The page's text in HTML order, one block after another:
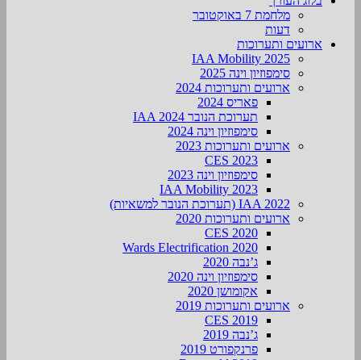
מלחמת 7 באוקטובר
דעות
ארועים ותערוכות
2025 IAA Mobility
סימפוזיון וינה 2025
ארועים ותערוכות 2024
פאריס 2024
תערוכת הנובר IAA 2024
סימפוזיון וינה 2024
ארועים ותערוכות 2023
CES 2023
סימפוזיון וינה 2023
IAA Mobility 2023
IAA 2022 (תערוכת הנובר למשאיות)
ארועים ותערוכות 2020
CES 2020
Wards Electrification 2020
ג’נבה 2020
סימפוזיון וינה 2020
אקומושן 2020
ארועים ותערוכות 2019
CES 2019
ג’נבה 2019
פרנקפורט 2019